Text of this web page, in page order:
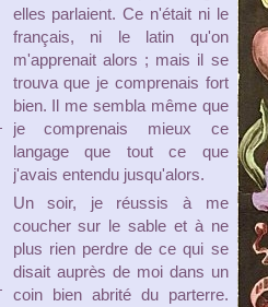
elles parlaient. Ce n'était ni le
français, ni le latin qu'on
m'apprenait alors ; mais il se
trouva que je comprenais fort
bien. Il me sembla même que
je comprenais mieux ce
langage que tout ce que
j'avais entendu jusqu'alors.
Un soir, je réussis à me
coucher sur le sable et à ne
plus rien perdre de ce qui se
disait auprès de moi dans un
coin bien abrité du parterre.